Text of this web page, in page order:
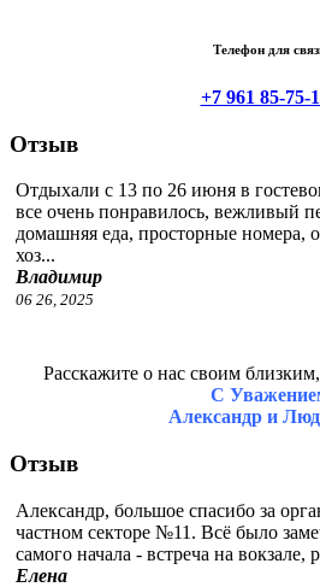
Телефон для
+7 961 85-75-
Отзыв
Отдыхали с 13 по 26 июня в
все очень понравилось, вежливый
домашняя еда, просторные номера,
хоз...
Владимир
06 26, 2025
Расскажите о нас своим
С
Александр и
Отзыв
Александр, большое спасибо за
частном секторе №11. Всё было
самого начала - встреча на
Елена